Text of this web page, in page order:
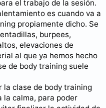
el trabajo de la sesión.
es cuando va a
propiamente dicho. Se
burpees,
elevaciones de
al que ya hemos hecho
de body training suele
la clase de body training
la calma, para poder